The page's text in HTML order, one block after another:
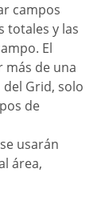
totales y las
El
más de una
Grid, solo
de
área,